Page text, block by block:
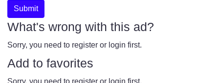
Submit
What's wrong with this ad?
Sorry, you need to register or login first.
Add to favorites
Sorry, you need to register or login first.